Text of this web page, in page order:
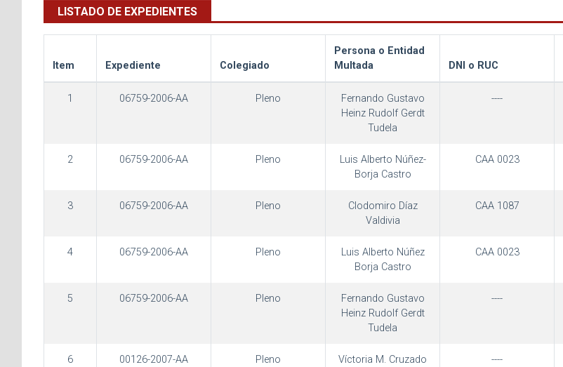
LISTADO DE EXPEDIENTES
Item Expediente Colegiado
Persona o Entidad
Multada
DNI o RUC
1 06759-2006-AA Pleno
Fernando Gustavo
Heinz Rudolf Gerdt
Tudela
----
2 06759-2006-AA Pleno
Luis Alberto Núñez-
Borja Castro
CAA 0023
3 06759-2006-AA Pleno
Clodomiro Díaz
Valdivia
CAA 1087
4 06759-2006-AA Pleno
Luis Alberto Núñez
Borja Castro
CAA 0023
5 06759-2006-AA Pleno
Fernando Gustavo
Heinz Rudolf Gerdt
Tudela
----
6 00126-2007-AA Pleno
Víctoria M. Cruzado
----